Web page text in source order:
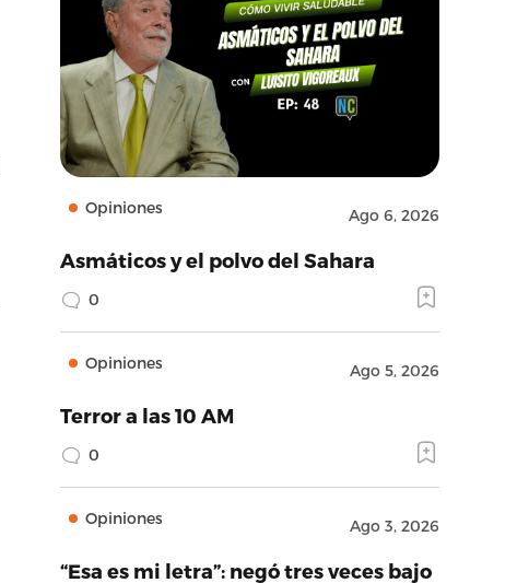
Opiniones Ago 6, 2026
Asmáticos y el polvo del Sahara
0
Opiniones Ago 5, 2026
Terror a las 10 AM
0
Opiniones Ago 3, 2026
“Esa es mi letra”: negó tres veces bajo